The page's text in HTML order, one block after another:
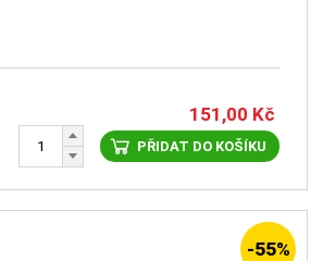
151,00 Kč
PŘIDAT DO KOŠÍKU
-55%